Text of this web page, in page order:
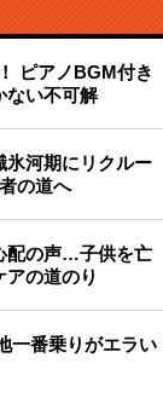
ピアノBGM付き
ない不可解
氷河期にリクルー
の道へ
配の声…子供を亡
アの道のり
一番乗りがエラい